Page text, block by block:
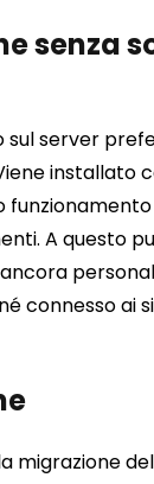
senza
sul server
installato
A questo
connesso ai
migrazione